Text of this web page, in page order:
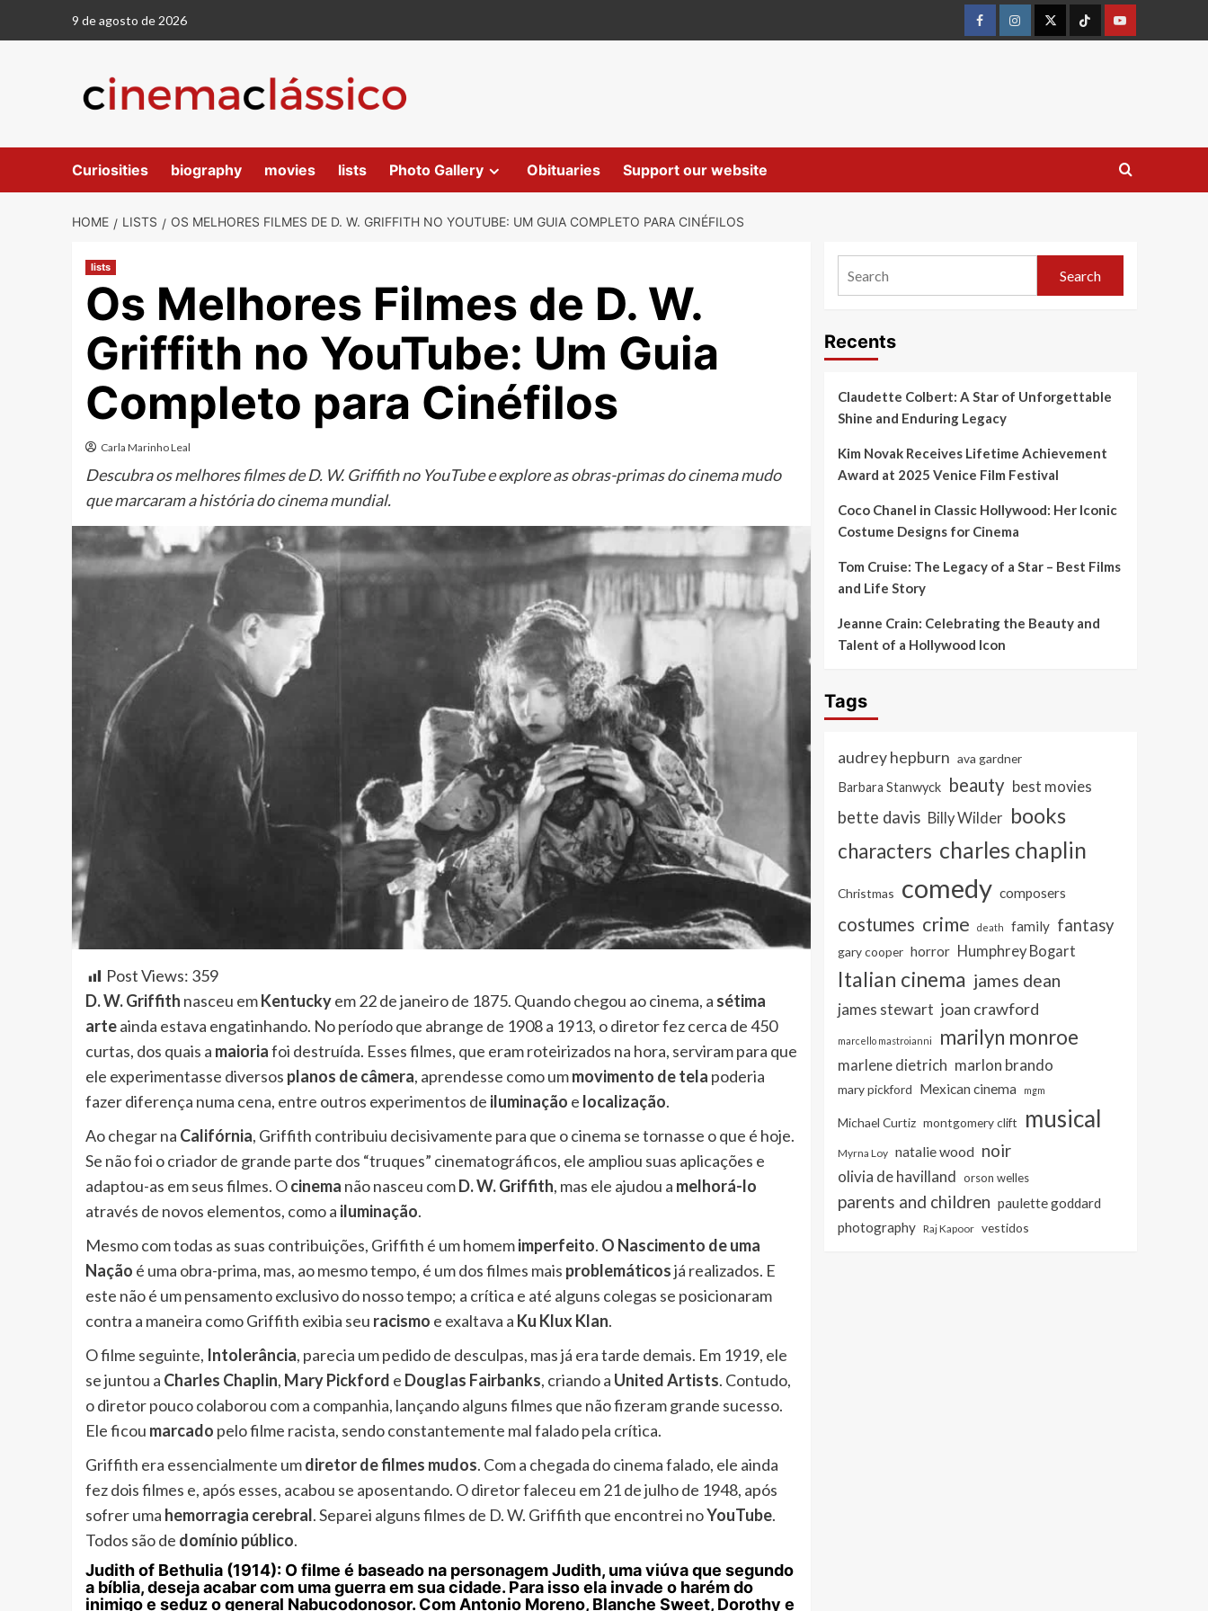
9 de agosto de 2026
Curiosities biography movies lists Photo Gallery Obituaries Support our website
HOME LISTS OS MELHORES FILMES DE D. W. GRIFFITH NO YOUTUBE: UM GUIA COMPLETO PARA CINÉFILOS
lists
Os Melhores Filmes de D. W.
Griffith no YouTube: Um Guia
Completo para Cinéfilos
Carla Marinho Leal
Descubra os melhores filmes de D. W. Griffith no YouTube e explore as obras-primas do cinema mudo
que marcaram a história do cinema mundial.
Post Views: 359
D. W. Griffith nasceu emKentuckyem 22 de janeiro de 1875. Quando chegou ao cinema, a sétima
arteainda estava engatinhando. No período que abrange de 1908 a 1913, o diretor fez cerca de 450
curtas, dos quais a maioriafoi destruída. Esses filmes, que eram roteirizados na hora, serviram para que
ele experimentasse diversos planos de câmera, aprendesse como ummovimento de tela poderia
fazer diferença numa cena, entre outros experimentos de iluminação e localização.
Ao chegar na Califórnia, Griffith contribuiu decisivamente para que o cinema se tornasse o que é hoje.
Se não foi o criador de grande parte dos “truques” cinematográficos, ele ampliou suas aplicações e
adaptou-as em seus filmes. Ocinema não nasceu comD. W. Griffith, mas ele ajudou a melhorá-lo
através de novos elementos, como a iluminação.
Mesmo com todas as suas contribuições, Griffith é um homemimperfeito. O Nascimento de uma
Nação é uma obra-prima, mas, ao mesmo tempo, é um dos filmes mais problemáticosjá realizados. E
este não é um pensamento exclusivo do nosso tempo; a crítica e até alguns colegas se posicionaram
contra a maneira como Griffith exibia seu racismo e exaltava a Ku Klux Klan.
O filme seguinte, Intolerância, parecia um pedido de desculpas, mas já era tarde demais. Em 1919, ele
se juntou a Charles Chaplin, Mary Pickford e Douglas Fairbanks, criando a United Artists. Contudo,
o diretor pouco colaborou com a companhia, lançando alguns filmes que não fizeram grande sucesso.
Ele ficou marcado pelo filme racista, sendo constantemente mal falado pela crítica.
Griffith era essencialmente umdiretor de filmes mudos. Com a chegada do cinema falado, ele ainda
fez dois filmes e, após esses, acabou se aposentando. O diretor faleceu em 21 de julho de 1948, após
sofrer uma hemorragia cerebral. Separei alguns filmes de D. W. Griffith que encontrei noYouTube.
Todos são de domínio público.
Judith of Bethulia (1914):O filme é baseado na personagem Judith, uma viúva que segundo
a bíblia, deseja acabar com uma guerra em sua cidade. Para isso ela invade o harém do
inimigo e seduz o general Nabucodonosor. Com Antonio Moreno, Blanche Sweet, Dorothy e
Search
Recents
Claudette Colbert: A Star of Unforgettable
Shine and Enduring Legacy
Kim Novak Receives Lifetime Achievement
Award at 2025 Venice Film Festival
Coco Chanel in Classic Hollywood: Her Iconic
Costume Designs for Cinema
Tom Cruise: The Legacy of a Star – Best Films
and Life Story
Jeanne Crain: Celebrating the Beauty and
Talent of a Hollywood Icon
Tags
audrey hepburn ava gardner
Barbara Stanwyck
beauty best movies
bette davis Billy Wilder books
characters charles chaplin
Christmas comedy composers
costumes crime death family fantasy
gary cooper horror Humphrey Bogart
Italian cinema james dean
james stewart joan crawford
marcello mastroianni marilyn monroe
marlene dietrich marlon brando
mary pickford Mexican cinema mgm
Michael Curtiz montgomery clift musical
Myrna Loy natalie wood noir
olivia de havilland orson welles
parents and children paulette goddard
photography Raj Kapoor vestidos